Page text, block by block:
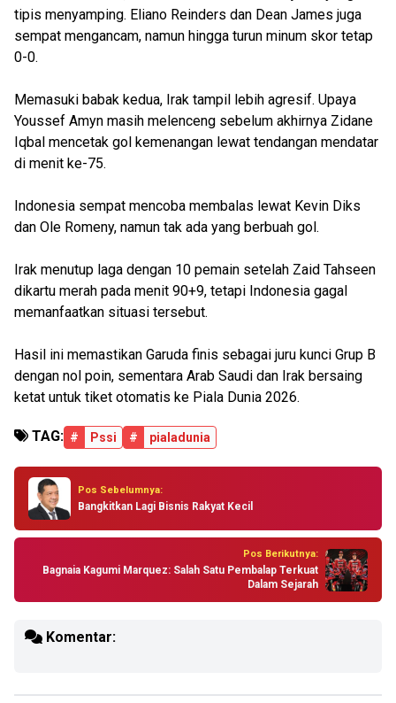
tipis menyamping. Eliano Reinders dan Dean James juga
sempat mengancam, namun hingga turun minum skor tetap
0-0.
Memasuki babak kedua, Irak tampil lebih agresif. Upaya
Youssef Amyn masih melenceng sebelum akhirnya Zidane
Iqbal mencetak gol kemenangan lewat tendangan mendatar
di menit ke-75.
Indonesia sempat mencoba membalas lewat Kevin Diks
dan Ole Romeny, namun tak ada yang berbuah gol.
Irak menutup laga dengan 10 pemain setelah Zaid Tahseen
dikartu merah pada menit 90+9, tetapi Indonesia gagal
memanfaatkan situasi tersebut.
Hasil ini memastikan Garuda finis sebagai juru kunci Grup B
dengan nol poin, sementara Arab Saudi dan Irak bersaing
ketat untuk tiket otomatis ke Piala Dunia 2026.
TAG: # Pssi # pialadunia
Pos Sebelumnya:
Bangkitkan Lagi Bisnis Rakyat Kecil
Pos Berikutnya:
Bagnaia Kagumi Marquez: Salah Satu Pembalap Terkuat
Dalam Sejarah
Komentar: